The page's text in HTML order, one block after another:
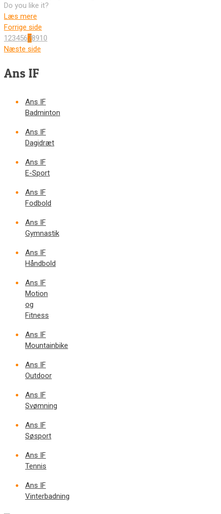
Do you like it?
Læs mere
Forrige side
1 2345678910
Næste side
Ans IF
Ans IF
Badminton
Ans IF
Dagidræt
Ans IF
E-Sport
Ans IF
Fodbold
Ans IF
Gymnastik
Ans IF
Håndbold
Ans IF
Motion
og
Fitness
Ans IF
Mountainbike
Ans IF
Outdoor
Ans IF
Svømning
Ans IF
Søsport
Ans IF
Tennis
Ans IF
Vinterbadning